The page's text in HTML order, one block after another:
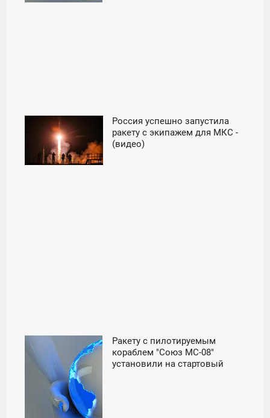
Россия успешно запустила
ракету с экипажем для МКС -
(видео)
Ракету с пилотируемым
кораблем "Союз МС-08"
установили на стартовый